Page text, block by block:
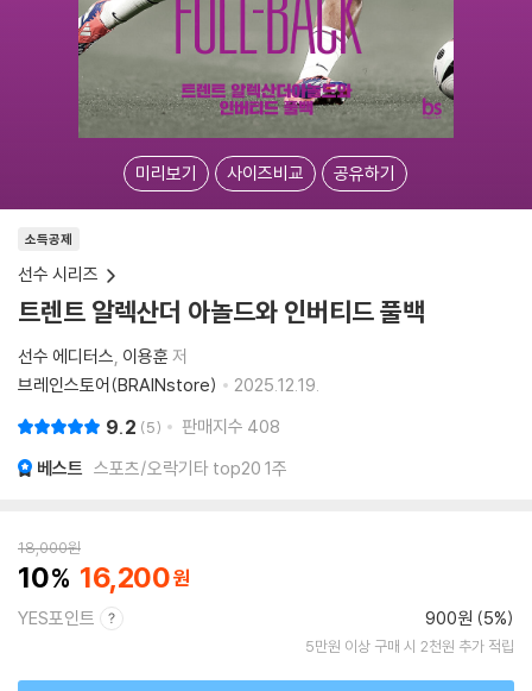
미리보기 사이즈비교 공유하기
소득공제
선수 시리즈
트렌트 알렉산더 아놀드와 인버티드 풀백
선수 에디터스 이용훈 저
브레인스토어(BRAINstore)
2025.12.19.
9.2 5 판매지수 408
베스트 스포츠/오락기타 top20 1주
18,000원
10 16,200
YES포인트 900원 (5%)
5만원 이상 구매 시 2천원 추가 적립